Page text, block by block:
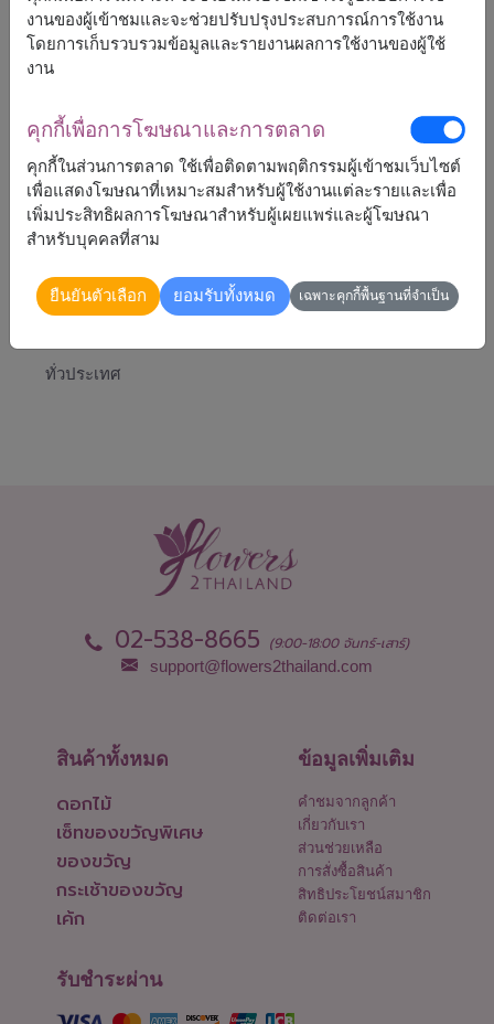
ของขวัญชิ้นนี้ประกอบด้วย :
ตุ๊กตาหมี
ช็อกโกแลต เฟอร์เรโรรอชเชอร์ 7 ลูก
ราคาตามพื้นที่จัดส่ง
เริ่มต้นที่ 2,090
ทั่วประเทศ
02-538-8665 (9:00-18:00 จันทร์-เสาร์)
support@flowers2thailand.com
สินค้าทั้งหมด
ดอกไม้
เซ็ทของขวัญพิเศษ
ของขวัญ
กระเช้าของขวัญ
เค้ก
ข้อมูลเพิ่มเติม
คำชมจากลูกค้า
เกี่ยวกับเรา
ส่วนช่วยเหลือ
การสั่งซื้อสินค้า
สิทธิประโยชน์สมาชิก
ติดต่อเรา
รับชำระผ่าน
งานของผู้เข้าชมและจะช่วยปรับปรุงประสบการณ์การใช้งาน
โดยการเก็บรวบรวมข้อมูลและรายงานผลการใช้งานของผู้ใช้
งาน
คุกกี้เพื่อการโฆษณาและการตลาด
คุกกี้ในส่วนการตลาด ใช้เพื่อติดตามพฤติกรรมผู้เข้าชมเว็บไซต์
เพื่อแสดงโฆษณาที่เหมาะสมสำหรับผู้ใช้งานแต่ละรายและเพื่อ
เพิ่มประสิทธิผลการโฆษณาสำหรับผู้เผยแพร่และผู้โฆษณา
สำหรับบุคคลที่สาม
ยืนยันตัวเลือก ยอมรับทั้งหมด เฉพาะคุกกี้พื้นฐานที่จำเป็น